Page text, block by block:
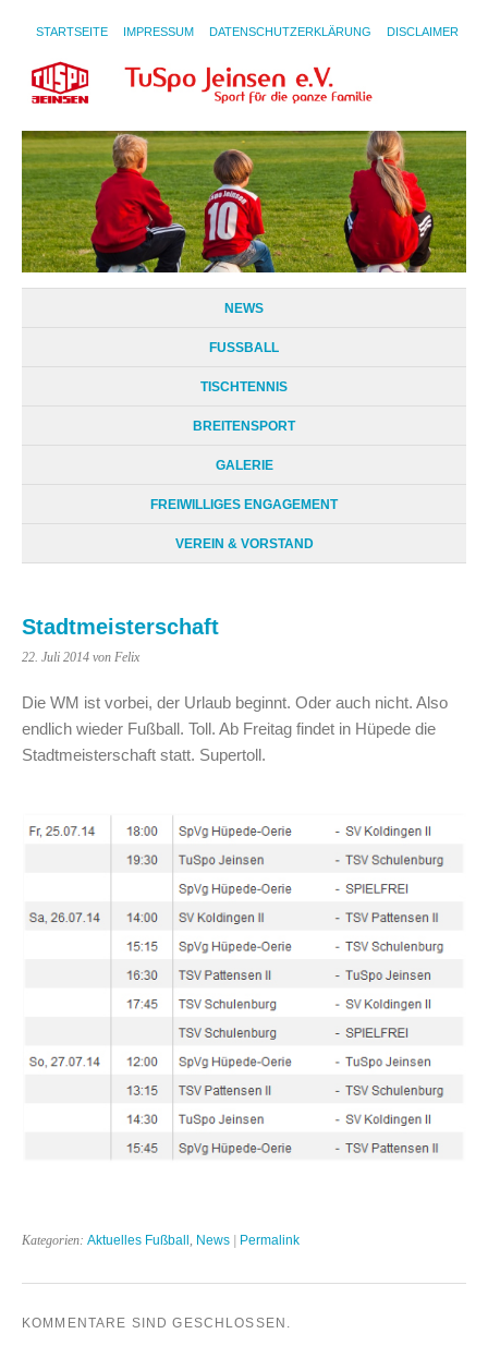
STARTSEITE IMPRESSUM DATENSCHUTZERKLÄRUNG DISCLAIMER
NEWS
FUSSBALL
TISCHTENNIS
BREITENSPORT
GALERIE
FREIWILLIGES ENGAGEMENT
VEREIN & VORSTAND
Stadtmeisterschaft
22. Juli 2014 von Felix
Die WM ist vorbei, der Urlaub beginnt. Oder auch nicht. Also
endlich wieder Fußball. Toll. Ab Freitag findet in Hüpede die
Stadtmeisterschaft statt. Supertoll.
Kategorien: Aktuelles Fußball , News Permalink
KOMMENTARE SIND GESCHLOSSEN.